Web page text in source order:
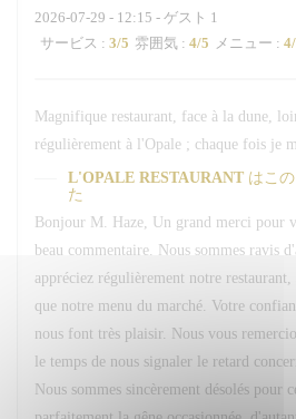
2026-07-29 - 12:15 - ゲスト 1
サービス : 3/5 雰囲気 : 4/5 メニュー : 4
Magnifique restaurant, face à la dune,
régulièrement à l'Opale ; chaque fois je
L'OPALE RESTAURANT はこ
た
Bonjour M. Haze, Un grand merci pour
beau commentaire. Nous sommes ravis
appréciez régulièrement notre
que notre menu du marché. Votre
nous font très plaisir. Nous vous
le temps de nous signaler le retard
Nous sommes sincèrement désolés pour